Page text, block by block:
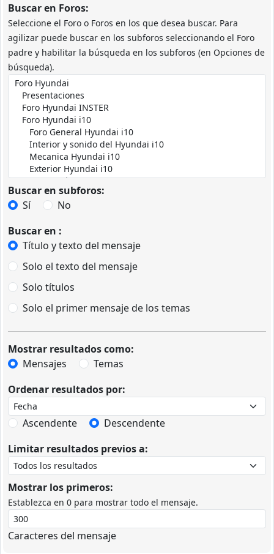
Buscar en Foros:
Seleccione el Foro o Foros en los que desea buscar. Para
agilizar puede buscar en los subforos seleccionando el Foro
padre y habilitar la búsqueda en los subforos (en Opciones de
búsqueda).
Buscar en subforos:
Sí
No
Buscar en :
Título y texto del mensaje
Solo el texto del mensaje
Solo títulos
Solo el primer mensaje de los temas
Mostrar resultados como:
Mensajes
Temas
Ordenar resultados por:
Ascendente
Descendente
Limitar resultados previos a:
Mostrar los primeros:
Establezca en 0 para mostrar todo el mensaje.
Caracteres del mensaje